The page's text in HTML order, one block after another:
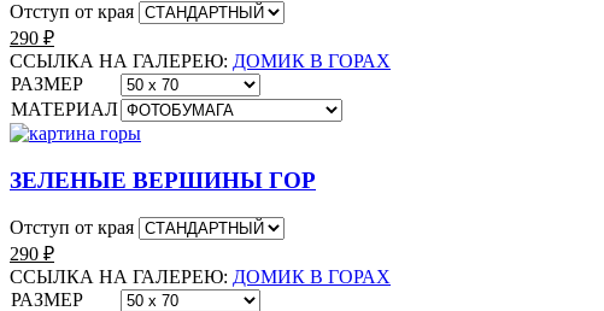
Отступ от края
290 ₽
ССЫЛКА НА ГАЛЕРЕЮ: ДОМИК В ГОРАХ
РАЗМЕР
МАТЕРИАЛ
ЗЕЛЕНЫЕ ВЕРШИНЫ ГОР
Отступ от края
290 ₽
ССЫЛКА НА ГАЛЕРЕЮ: ДОМИК В ГОРАХ
РАЗМЕР